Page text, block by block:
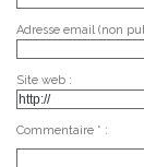
Adresse email (non
Site web :
Commentaire * :